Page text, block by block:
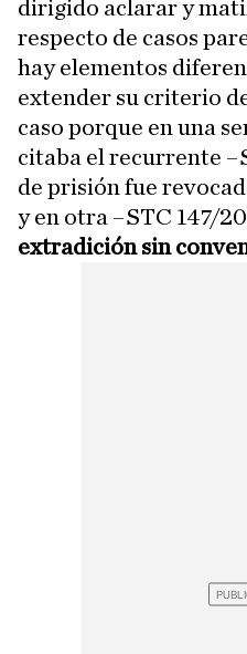
dirigido aclarar y
respecto de casos
hay elementos
extender su criterio
caso porque en una
citaba el recurrente
de prisión fue
y en otra –STC 147/
extradición sin